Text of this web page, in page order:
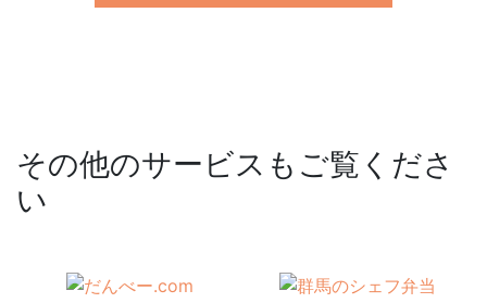
その他のサービスもご覧くださ
い